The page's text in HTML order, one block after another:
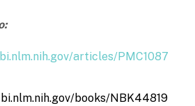
articles/PMC1087
books/NBK44819